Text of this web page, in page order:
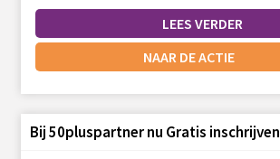
LEES VERDER
NAAR DE ACTIE
Bij 50pluspartner nu Gratis inschrijven